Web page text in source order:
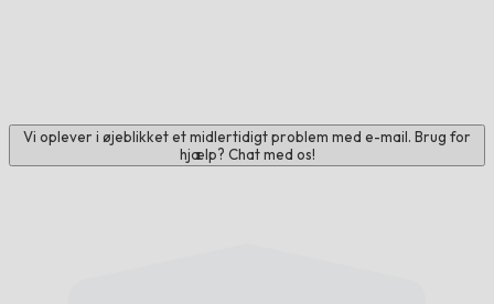
Vi oplever i øjeblikket et midlertidigt problem med e-mail. Brug for
hjælp? Chat med os!